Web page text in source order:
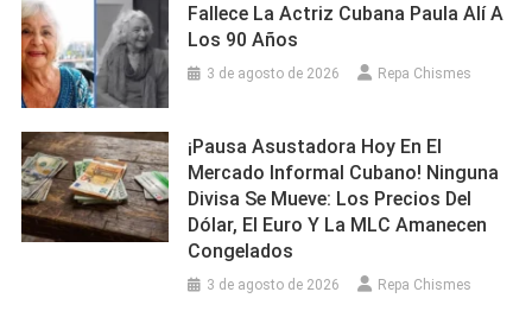
Fallece La Actriz Cubana Paula Alí A
Los 90 Años
3 de agosto de 2026 Repa Chismes
¡Pausa Asustadora Hoy En El
Mercado Informal Cubano! Ninguna
Divisa Se Mueve: Los Precios Del
Dólar, El Euro Y La MLC Amanecen
Congelados
3 de agosto de 2026 Repa Chismes